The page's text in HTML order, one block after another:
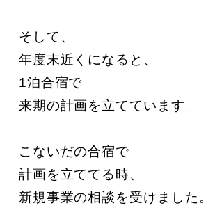
そして、
年度末近くになると、
1泊合宿で
来期の計画を立てています。
こないだの合宿で
計画を立ててる時、
新規事業の相談を受けました。